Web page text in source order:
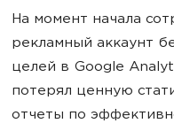
На момент начала
рекламный аккаунт
целей в Google
потерял ценную
отчеты по